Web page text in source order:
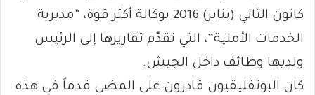
كانون الثاني (يناير) 2016 بوكالة أكثر قوة، “مديرية
الخدمات الأمنية”، التي تقدّم تقاريرها إلى الرئيس
ولديها وظائف داخل الجيش.
كان البوتفليقيون قادرون على المضي قدماً في هذه